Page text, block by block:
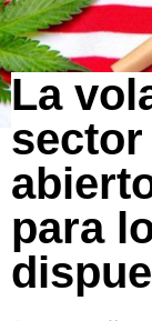
La
para